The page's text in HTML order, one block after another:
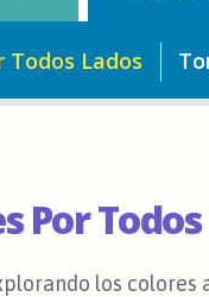
Todos Lados
Por
los colores